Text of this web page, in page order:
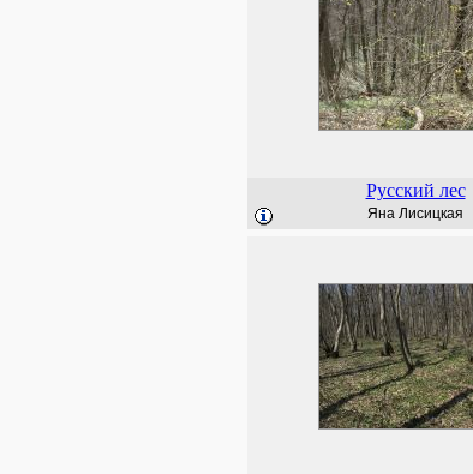
Русский лес
Яна Лисицкая